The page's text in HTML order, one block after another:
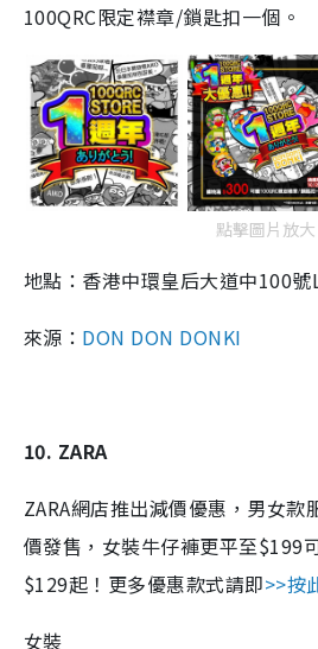
100QRC限定襟章/鎖匙扣一個。
點擊圖片放大
地點：香港中環皇后大道中100號
來源： DON DON DONKI
10. ZARA
ZARA網店推出減價優惠，男女款
價發售，女裝牛仔褲更平至$199
$129起！更多優惠款式請即>>按
女裝